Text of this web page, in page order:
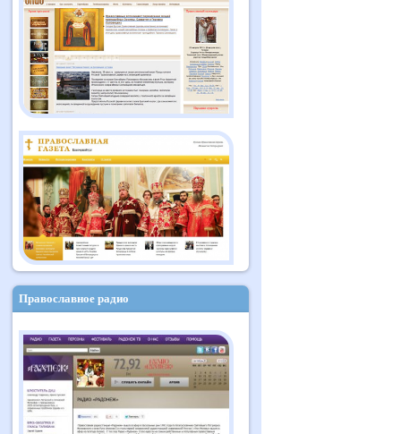
Православное радио